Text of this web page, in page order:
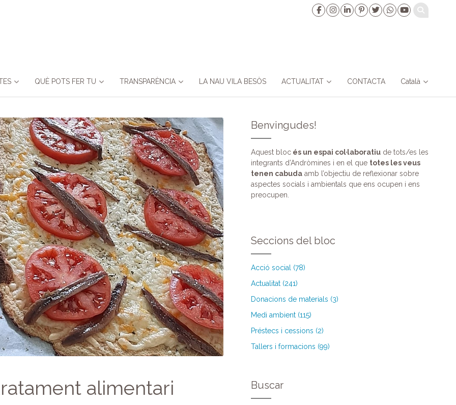
QUÈ POTS FER TU TRANSPARÈNCIA LA NAU VILA BESÒS ACTUALITAT CONTACTA Català
alimentari
Benvingudes!
Aquest blocés un espai col·laboratiude tots/es les
integrants d’Andròmines i en el que totes les veus
tenen cabudaamb l’objectiu de reflexionar sobre
aspectes socials i ambientals que ens ocupen i ens
preocupen.
Seccions del bloc
Acció social (78)
Actualitat (241)
Donacions de materials (3)
Medi ambient (115)
Préstecs i cessions (2)
Tallers i formacions (99)
Buscar